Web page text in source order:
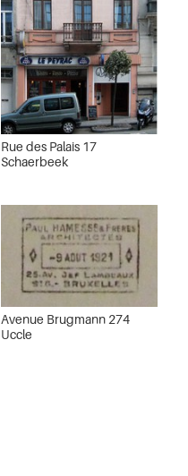
Rue des Palais 17
Schaerbeek
Avenue Brugmann 274
Uccle